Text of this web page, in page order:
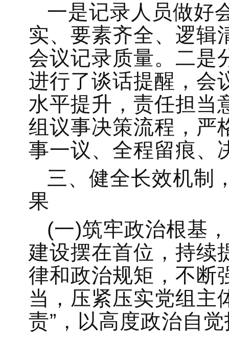
一是记录人员做好
实、要素齐全、逻辑
会议记录质量。二是
进行了谈话提醒，会
水平提升，责任担当
组议事决策流程，严
事一议、全程留痕、
三、健全长效机制
果
(一)筑牢政治根基
建设摆在首位，持续
律和政治规矩，不断
当，压紧压实党组主
责”，以高度政治自